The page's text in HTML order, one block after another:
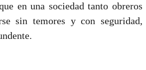
en una sociedad tanto obreros
sin temores y con seguridad,